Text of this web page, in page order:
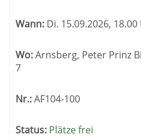
Wann: Di. 15.09.2026,
Wo:Arnsberg, Peter Prinz
7
Nr.:AF104-100
Status: Plätze frei